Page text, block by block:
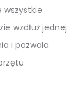
wszystkie
wzdłuż jednej
i pozwala